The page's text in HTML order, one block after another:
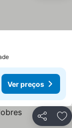
Ver preços
Partilhar